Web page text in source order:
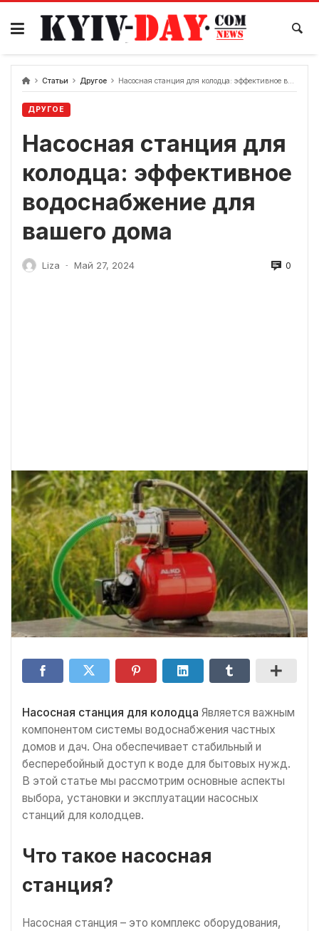
перейти
содержанию
Статьи Другое Насосная станция для колодца: эффективное водоснабжение для вашего дома
ДРУГОЕ
Насосная станция для
колодца: эффективное
водоснабжение для
вашего дома
Liza - Май 27, 2024 0
Насосная станция для колодца Является важным
компонентом системы водоснабжения частных
домов и дач. Она обеспечивает стабильный и
бесперебойный доступ к воде для бытовых нужд.
В этой статье мы рассмотрим основные аспекты
выбора, установки и эксплуатации насосных
станций для колодцев.
Что такое насосная
станция?
Насосная станция – это комплекс оборудования,